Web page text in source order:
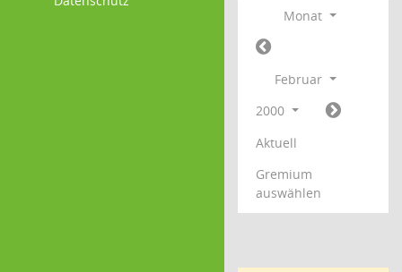
Monat
Februar
2000
Aktuell
Gremium
auswählen